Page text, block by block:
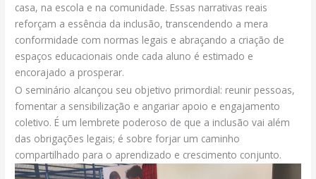
casa, na escola e na comunidade. Essas narrativas reais
reforçam a essência da inclusão, transcendendo a mera
conformidade com normas legais e abraçando a criação de
espaços educacionais onde cada aluno é estimado e
encorajado a prosperar.
O seminário alcançou seu objetivo primordial: reunir pessoas,
fomentar a sensibilização e angariar apoio e engajamento
coletivo. É um lembrete poderoso de que a inclusão vai além
das obrigações legais; é sobre forjar um caminho
compartilhado para o aprendizado e crescimento conjunto.